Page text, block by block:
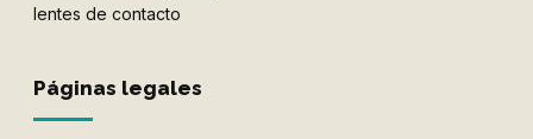
lentes de contacto
Páginas legales